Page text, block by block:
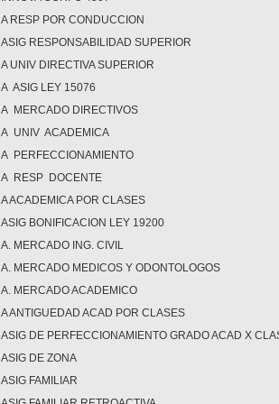
A RESP POR CONDUCCION
ASIG RESPONSABILIDAD SUPERIOR
A UNIV DIRECTIVA SUPERIOR
A ASIG LEY 15076
A MERCADO DIRECTIVOS
A UNIV ACADEMICA
A PERFECCIONAMIENTO
A RESP DOCENTE
A ACADEMICA POR CLASES
ASIG BONIFICACION LEY 19200
A. MERCADO ING. CIVIL
A. MERCADO MEDICOS Y ODONTOLOGOS
A. MERCADO ACADEMICO
A ANTIGUEDAD ACAD POR CLASES
ASIG DE PERFECCIONAMIENTO GRADO ACAD X
ASIG DE ZONA
ASIG FAMILIAR